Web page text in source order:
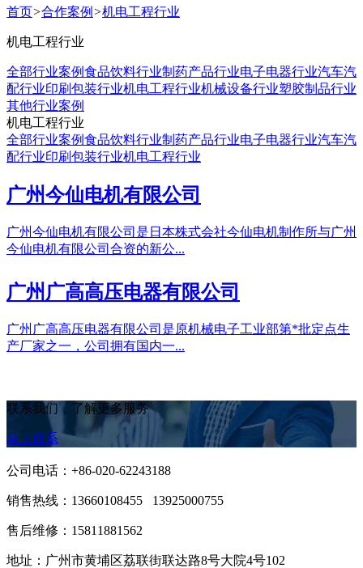
首页>合作案例 >机电工程行业
机电工程行业
全部行业案例食品饮料行业制药产品行业电子电器行业汽车汽
配行业印刷包装行业机电工程行业机械设备行业塑胶制品行业
其他行业案例
机电工程行业
全部行业案例食品饮料行业制药产品行业电子电器行业汽车汽
配行业印刷包装行业机电工程行业
广州今仙电机有限公司
广州今仙电机有限公司是日本株式会社今仙电机制作所与广州
今仙电机有限公司合资的新公...
广州广高高压电器有限公司
广州广高高压电器有限公司是原机械电子工业部第*批定点生
产厂家之一，公司拥有国内一...
联系我们，了解更多服务
马上联系
公司电话：+86-020-62243188
销售热线： 13660108455 13925000755
售后维修：15811881562
地址：广州市黄埔区荔联街联达路8号大院4号102